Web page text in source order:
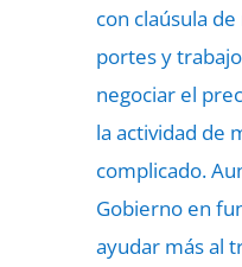
con claúsula
portes y
negociar el
la actividad de
complicado.
Gobierno en
ayudar más al